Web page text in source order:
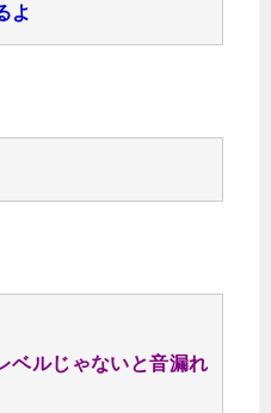
よ
ベルじゃないと音漏れ